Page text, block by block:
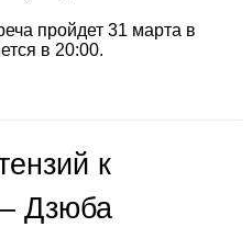
пройдет 31 марта в
в 20:00.
к
Дзюба